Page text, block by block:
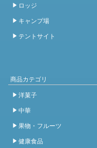
ロッジ
キャンプ場
テントサイト
商品カテゴリ
洋菓子
中華
果物・フルーツ
健康食品